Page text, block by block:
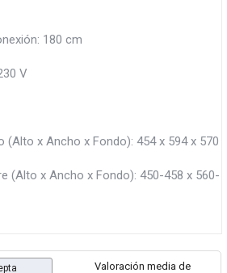
180 cm
V
(Alto x Ancho x Fondo): 454 x 594 x 570
(Alto x Ancho x Fondo): 450-458 x 560-
Valoración media de